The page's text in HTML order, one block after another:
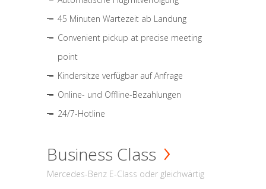
45 Minuten Wartezeit ab Landung
Convenient pickup at precise meeting
point
Kindersitze verfügbar auf Anfrage
Online- und Offline-Bezahlungen
24/7-Hotline
Business Class
Mercedes-Benz E-Class oder gleichwärtig